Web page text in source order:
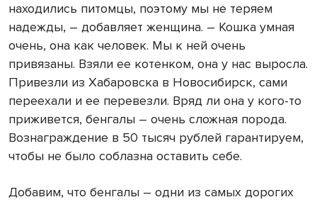
находились питомцы, поэтому мы не теряем
надежды, – добавляет женщина. – Кошка умная
очень, она как человек. Мы к ней очень
привязаны. Взяли ее котенком, она у нас выросла.
Привезли из Хабаровска в Новосибирск, сами
переехали и ее перевезли. Вряд ли она у кого-то
приживется, бенгалы – очень сложная порода.
Вознаграждение в 50 тысяч рублей гарантируем,
чтобы не было соблазна оставить себе.
Добавим, что бенгалы – одни из самых дорогих